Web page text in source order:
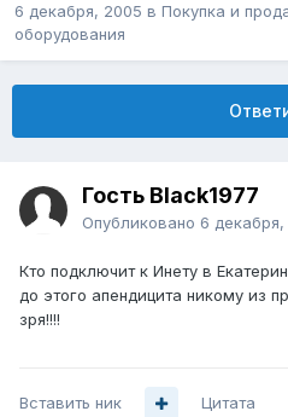
6 декабря, 2005 в Покупка и
оборудования
Гость Black1977
Опубликовано 6
Кто подключит к Инету в
до этого апендицита никому из
зря!!!!
Вставить ник Цитата